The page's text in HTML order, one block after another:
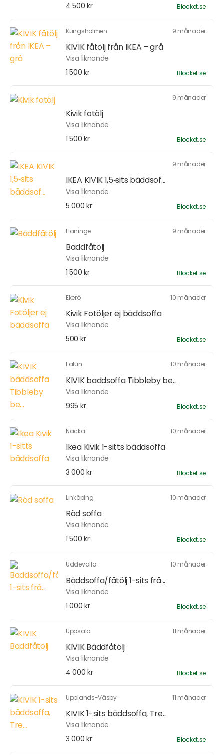
4 500 kr
Blocket.se
Kungsholmen 9 månader
KIVIK fåtölj från IKEA – grå
Visa liknande
1 500 kr
Blocket.se
9 månader
Kivik fotölj
Visa liknande
1 500 kr
Blocket.se
9 månader
IKEA KIVIK 1,5‑sits bäddsof...
Visa liknande
5 000 kr
Blocket.se
Haninge 9 månader
Bäddfåtölj
Visa liknande
1 500 kr
Blocket.se
Ekerö 10 månader
Kivik Fotöljer ej bäddsoffa
Visa liknande
500 kr
Blocket.se
Falun 10 månader
KIVIK bäddsoffa Tibbleby be...
Visa liknande
995 kr
Blocket.se
Nacka 10 månader
Ikea Kivik 1-sitts bäddsoffa
Visa liknande
3 000 kr
Blocket.se
Linköping 10 månader
Röd soffa
Visa liknande
1 500 kr
Blocket.se
Uddevalla 10 månader
Bäddsoffa/fåtölj 1-sits frå...
Visa liknande
1 000 kr
Blocket.se
Uppsala 11 månader
KIVIK Bäddfåtölj
Visa liknande
4 000 kr
Blocket.se
Upplands-Väsby 11 månader
KIVIK 1-sits bäddsoffa, Tre...
Visa liknande
3 000 kr
Blocket.se